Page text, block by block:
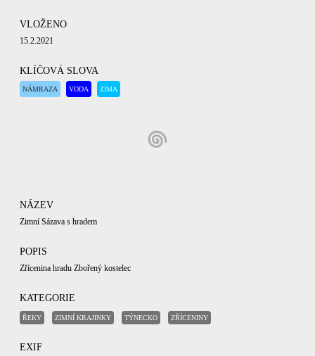
VLOŽENO
15.2.2021
KLÍČOVÁ SLOVA
NÁMRAZA VODA ZIMA
NÁZEV
Zimní Sázava s hradem
POPIS
Zřícenina hradu Zbořený kostelec
KATEGORIE
ŘEKY ZIMNÍ KRAJINKY TÝNECKO ZŘÍCENINY
EXIF